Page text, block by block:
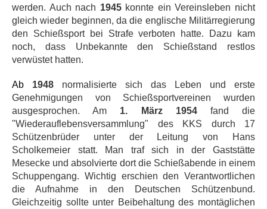
werden. Auch nach 1945konnte ein Vereinsleben nicht
gleich wieder beginnen, da die englische Militärregierung
den Schießsport bei Strafe verboten hatte. Dazu kam
noch, dass Unbekannte den Schießstand restlos
verwüstet hatten.
Ab 1948 normalisierte sich das Leben und erste
Genehmigungen von Schießsportvereinen wurden
ausgesprochen. Am 1. März 1954fand die
"Wiederauflebensversammlung" des KKS durch 17
Schützenbrüder unter der Leitung von Hans
Scholkemeier statt. Man traf sich in der Gaststätte
Mesecke und absolvierte dort die Schießabende in einem
Schuppengang. Wichtig erschien den Verantwortlichen
die Aufnahme in den Deutschen Schützenbund.
Gleichzeitig sollte unter Beibehaltung des montäglichen